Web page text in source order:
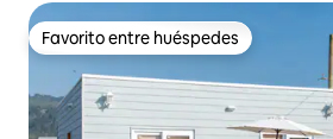
Favorito entre huéspedes
Favorito entre huéspedes